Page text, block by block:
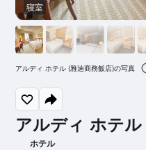
アルディ ホテ
ホテル
寝室
アルディ ホテル (雅迪商務飯店)の写真